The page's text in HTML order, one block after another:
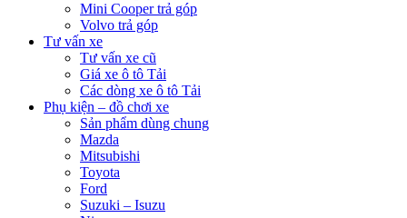
Mini Cooper trả góp
Volvo trả góp
Tư vấn xe
Tư vấn xe cũ
Giá xe ô tô Tải
Các dòng xe ô tô Tải
Phụ kiện – đồ chơi xe
Sản phẩm dùng chung
Mazda
Mitsubishi
Toyota
Ford
Suzuki – Isuzu